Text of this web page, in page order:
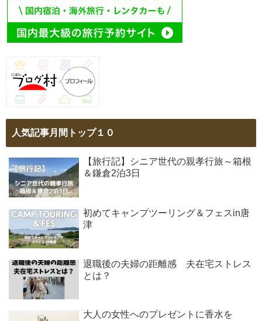
人気記事月間トップ１０
【旅行記】シニア世代の親孝行旅～箱根
＆鎌倉2泊3日
初めてキャンプツーリング＆フェスin唐
津
退職後の夫婦の距離感 夫在宅ストレス
とは？
大人の女性へのプレゼントに香水を